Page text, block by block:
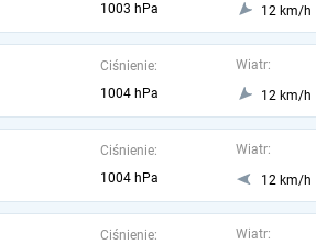
1003 hPa
12 km/h
Ciśnienie:
1004 hPa
Wiatr:
12 km/h
Ciśnienie:
1004 hPa
Wiatr:
12 km/h
Ciśnienie:
Wiatr: